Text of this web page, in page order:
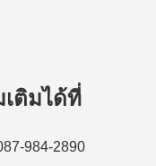
ติมได้ที่
984-2890